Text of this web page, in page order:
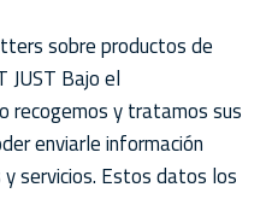
sobre productos de
JUST Bajo el
recogemos y tratamos sus
enviarle información
servicios. Estos datos los